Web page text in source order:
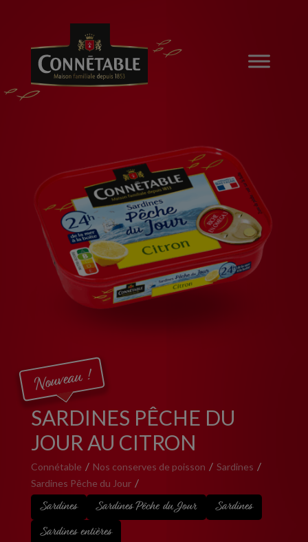
Nouveau !
SARDINES PÊCHE DU
JOUR AU CITRON
Connétable Nos conserves de poisson
Sardines
Sardines Pêche du Jour
Sardines Sardines Pêche du Jour
Sardines
Sardines entières